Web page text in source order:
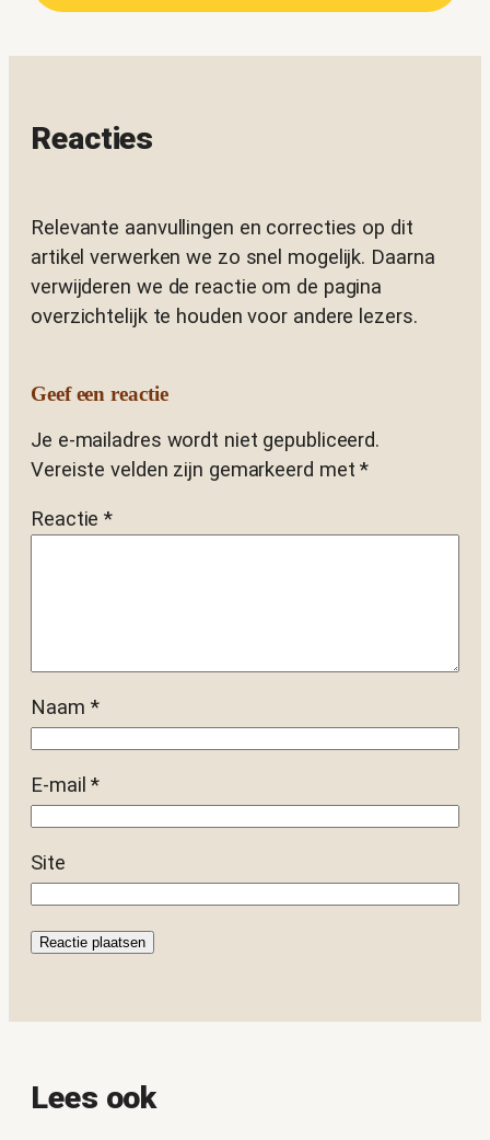
Reacties
Relevante aanvullingen en correcties op dit
artikel verwerken we zo snel mogelijk. Daarna
verwijderen we de reactie om de pagina
overzichtelijk te houden voor andere lezers.
Geef een reactie
Je e-mailadres wordt niet gepubliceerd.
Vereiste velden zijn gemarkeerd met*
Reactie*
Naam *
E-mail*
Site
Lees ook